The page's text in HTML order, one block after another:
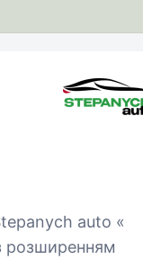
розширенням